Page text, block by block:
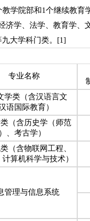
学院部和1个继续教育
济学、法学、教育学、
大学科门类。[1]
专业名称
学类（含汉语言文
语国际教育）
（含历史学（师范
、考古学）
（含物联网工程、
算机科学与技术）
管理与信息系统